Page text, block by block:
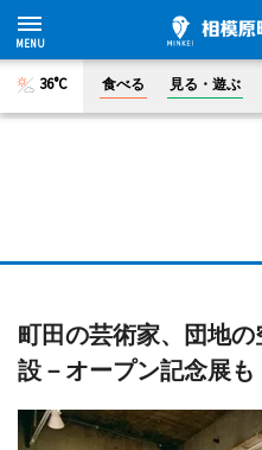
36°C 食べる 見る・遊ぶ
町田の芸術家、団地
設－オープン記念展も